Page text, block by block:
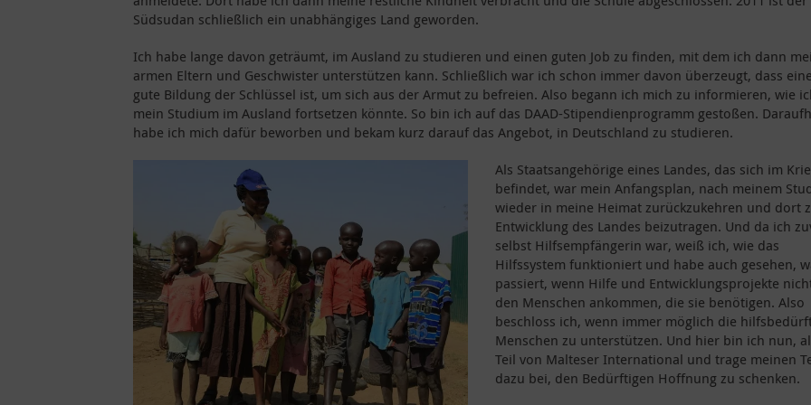
Südsudan schließlich ein unabhängiges Land geworden.
Ich habe lange davon geträumt, im Ausland zu studieren und einen guten Job zu finden, mit dem ich dann
armen Eltern und Geschwister unterstützen kann. Schließlich war ich schon immer davon überzeugt, dass eine
gute Bildung der Schlüssel ist, um sich aus der Armut zu befreien. Also begann ich mich zu informieren, wie
mein Studium im Ausland fortsetzen könnte. So bin ich auf das DAAD-Stipendienprogramm gestoßen.
habe ich mich dafür beworben und bekam kurz darauf das Angebot, in Deutschland zu studieren.
Als Staatsangehörige eines Landes, das sich im
befindet, war mein Anfangsplan, nach meinem
wieder in meine Heimat zurückzukehren und dort
Entwicklung des Landes beizutragen. Und da ich
selbst Hilfsempfängerin war, weiß ich, wie das
Hilfssystem funktioniert und habe auch gesehen,
passiert, wenn Hilfe und Entwicklungsprojekte
den Menschen ankommen, die sie benötigen. Also
beschloss ich, wenn immer möglich die
Menschen zu unterstützen. Und hier bin ich nun,
Teil von Malteser International und trage meinen
dazu bei, den Bedürftigen Hoffnung zu schenken.